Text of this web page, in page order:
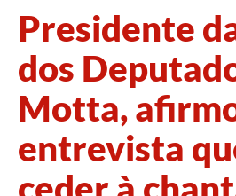
Presidente
dos
Motta,
entrevista